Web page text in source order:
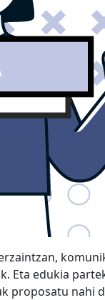
Eta edukia
proposatu nahi